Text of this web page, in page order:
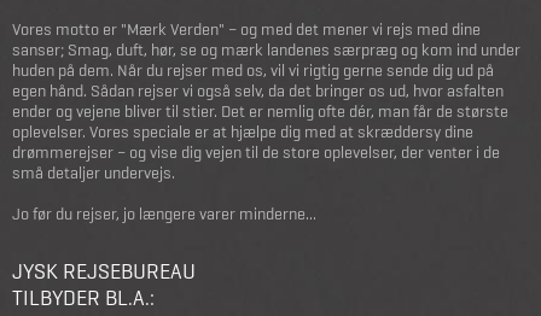
Vores motto er "Mærk Verden" – og med det mener vi rejs med dine
sanser; Smag, duft, hør, se og mærk landenes særpræg og kom ind under
huden på dem. Når du rejser med os, vil vi rigtig gerne sende dig ud på
egen hånd. Sådan rejser vi også selv, da det bringer os ud, hvor asfalten
ender og vejene bliver til stier. Det er nemlig ofte dér, man får de største
oplevelser. Vores speciale er at hjælpe dig med at skræddersy dine
drømmerejser – og vise dig vejen til de store oplevelser, der venter i de
små detaljer undervejs.
Jo før du rejser, jo længere varer minderne...
JYSK REJSEBUREAU
TILBYDER BL.A.: